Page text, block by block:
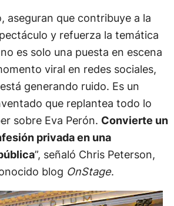
aseguran que contribuye a la
y refuerza la temática
es solo una puesta en escena
viral en redes sociales,
generando ruido. Es un
que replantea todo lo
sobre Eva Perón. Convierte un
privada en una
”, señaló Chris Peterson,
blog OnStage.